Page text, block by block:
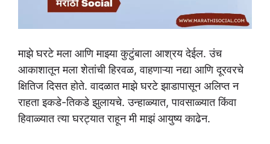
माझे घरटे मला आणि माझ्या कुटुंबाला आश्रय देईल. उंच
आकाशातून मला शेतांची हिरवळ, वाहणाऱ्या नद्या आणि दूरवरचे
क्षितिज दिसत होते. वादळात माझे घरटे झाडापासून अलिप्त न
राहता इकडे-तिकडे झुलायचे. उन्हाळ्यात, पावसाळ्यात किंवा
हिवाळ्यात त्या घरट्यात राहून मी माझं आयुष्य काढेन.